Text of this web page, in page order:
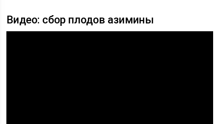
Видео: сбор плодов азимины